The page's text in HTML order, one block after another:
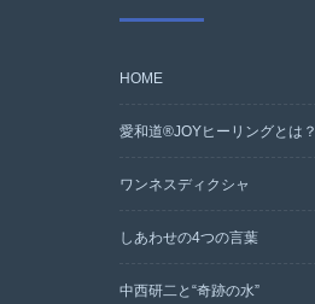
HOME
愛和道®JOYヒーリングとは？
ワンネスディクシャ
しあわせの4つの言葉
中西研二と“奇跡の水”